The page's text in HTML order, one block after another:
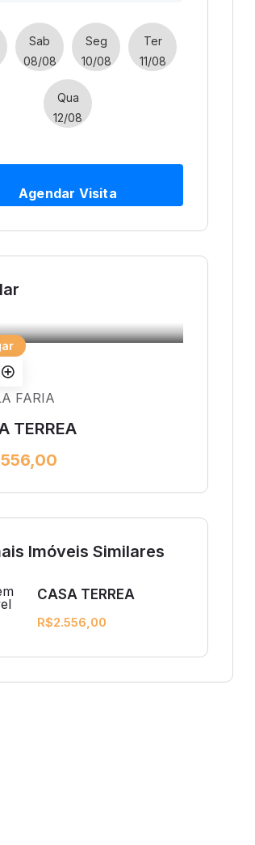
Sab
08/08
Seg
10/08
Ter
11/08
Qua
12/08
Agendar Visita
listing
FARIA
TERREA
Imóveis Similares
CASA TERREA
R$2.556,00